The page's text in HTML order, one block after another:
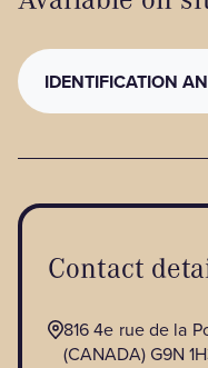
IDENTIFICATION
PUBLIC CONTACT
Contact
816 4e rue de la
(CANADA) G9N